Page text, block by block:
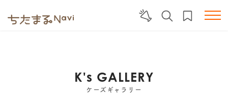
K's GALLERY
ケーズギャラリー